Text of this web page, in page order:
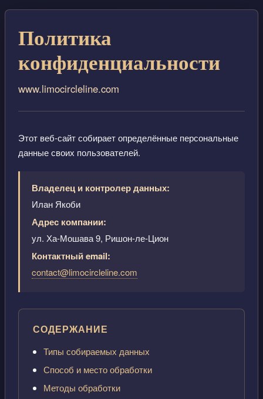
Политика
конфиденциальности
www.limocircleline.com
Этот веб-сайт собирает определённые персональные
данные своих пользователей.
Владелец и контролер данных:
Илан Якоби
Адрес компании:
ул. Ха-Мошава 9, Ришон-ле-Цион
Контактный email:
contact@limocircleline.com
СОДЕРЖАНИЕ
Типы собираемых данных
Способ и место обработки
Методы обработки